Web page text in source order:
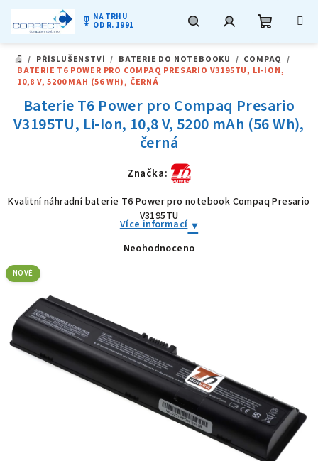
obsah
military_tech NA TRHU
OD R. 1991
DOMŮ
/ PŘÍSLUŠENSTVÍ / BATERIE DO NOTEBOOKU / COMPAQ /
BATERIE T6 POWER PRO COMPAQ PRESARIO V3195TU, LI-ION,
10,8 V, 5200 MAH (56 WH), ČERNÁ
Baterie T6 Power pro Compaq Presario
V3195TU, Li-Ion, 10,8 V, 5200 mAh (56 Wh),
černá
Značka:
Kvalitní náhradní baterie T6 Power pro notebook Compaq Presario
V3195TU
Více informací
Průměrné
Neohodnoceno
NOVÉ